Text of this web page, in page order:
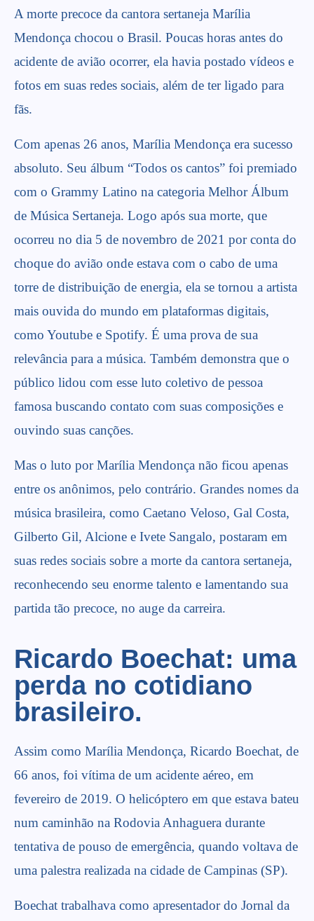
A morte precoce da cantora sertaneja Marília
Mendonça chocou o Brasil. Poucas horas antes do
acidente de avião ocorrer, ela havia postado vídeos e
fotos em suas redes sociais, além de ter ligado para
fãs.
Com apenas 26 anos, Marília Mendonça era sucesso
absoluto. Seu álbum “Todos os cantos” foi premiado
com o Grammy Latino na categoria Melhor Álbum
de Música Sertaneja. Logo após sua morte, que
ocorreu no dia 5 de novembro de 2021 por conta do
choque do avião onde estava com o cabo de uma
torre de distribuição de energia, ela se tornou a artista
mais ouvida do mundo em plataformas digitais,
como Youtube e Spotify. É uma prova de sua
relevância para a música. Também demonstra que o
público lidou com esse luto coletivo de pessoa
famosa buscando contato com suas composições e
ouvindo suas canções.
Mas o luto por Marília Mendonça não ficou apenas
entre os anônimos, pelo contrário. Grandes nomes da
música brasileira, como Caetano Veloso, Gal Costa,
Gilberto Gil, Alcione e Ivete Sangalo, postaram em
suas redes sociais sobre a morte da cantora sertaneja,
reconhecendo seu enorme talento e lamentando sua
partida tão precoce, no auge da carreira.
Ricardo Boechat: uma
perda no cotidiano
brasileiro.
Assim como Marília Mendonça, Ricardo Boechat, de
66 anos, foi vítima de um acidente aéreo, em
fevereiro de 2019. O helicóptero em que estava bateu
num caminhão na Rodovia Anhaguera durante
tentativa de pouso de emergência, quando voltava de
uma palestra realizada na cidade de Campinas (SP).
Boechat trabalhava como apresentador do Jornal da